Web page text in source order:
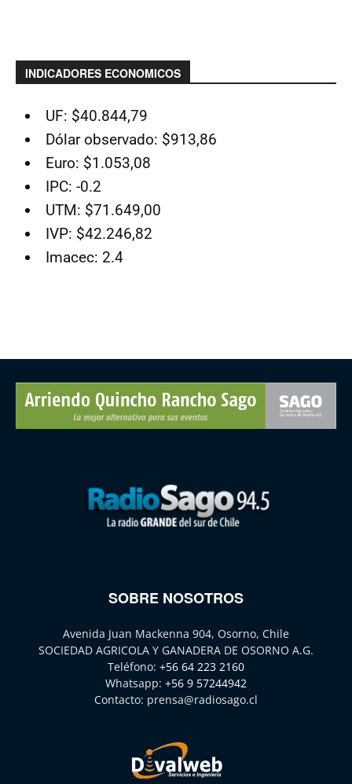
INDICADORES ECONOMICOS
UF: $40.844,79
Dólar observado: $913,86
Euro: $1.053,08
IPC: -0.2
UTM: $71.649,00
IVP: $42.246,82
Imacec: 2.4
SOBRE NOSOTROS
Avenida Juan Mackenna 904, Osorno, Chile
SOCIEDAD AGRICOLA Y GANADERA DE OSORNO A.G.
Teléfono: +56 64 223 2160
Whatsapp: +56 9 57244942
Contacto: prensa@radiosago.cl